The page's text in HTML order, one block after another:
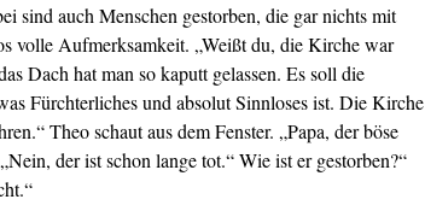
sind auch Menschen gestorben, die gar nichts mit
volle Aufmerksamkeit. „Weißt du, die Kirche war
Dach hat man so kaputt gelassen. Es soll die
Fürchterliches und absolut Sinnloses ist. Die Kirche
Theo schaut aus dem Fenster. „Papa, der böse
der ist schon lange tot.“ Wie ist er gestorben?“